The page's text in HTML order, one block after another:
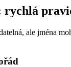
rychlá
ale jména